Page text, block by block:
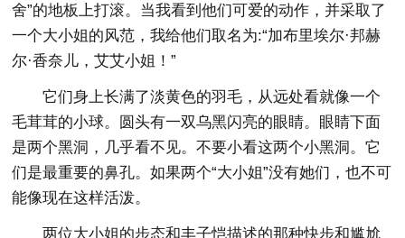
舍”的地板上打滚。当我看到他们可爱的动作，并采取了
一个大小姐的风范，我给他们取名为:“加布里埃尔·邦赫
尔·香奈儿，艾艾小姐！”
它们身上长满了淡黄色的羽毛，从远处看就像一个
毛茸茸的小球。圆头有一双乌黑闪亮的眼睛。眼睛下面
是两个黑洞，几乎看不见。不要小看这两个小黑洞。它
们是最重要的鼻孔。如果两个“大小姐”没有她们，也不可
能像现在这样活泼。
两位大小姐的步态和丰子恺描述的那种快步和尴尬